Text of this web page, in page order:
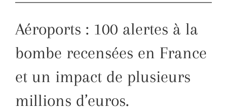
Aéroports : 100 alertes à la
bombe recensées en France
et un impact de plusieurs
millions d’euros.